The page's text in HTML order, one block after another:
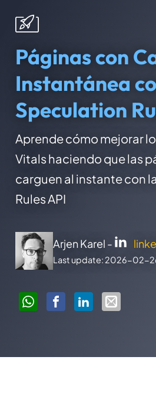
Páginas con
Instantánea
Speculation
Aprende cómo mejorar
Vitals haciendo que las
carguen al instante con
Rules API
Arjen Karel -
Last update: 2026-02-